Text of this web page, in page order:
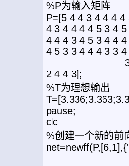
%P为输入矩阵
P=[5 4 4 3 4 4 4
4 3 4 4 4 4 5 3 4
4 4 4 3 4 5 3 4 4
4 5 3 3 4 4 4 3 3
3 5 3 3 4 4
2 4 4 3];
%T为理想输出
pause;
clc
%创建一个新的前